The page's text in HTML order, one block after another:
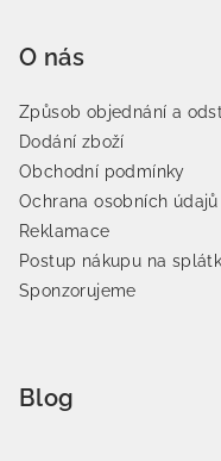
O nás
Způsob objednání a
Dodání zboží
Obchodní podmínky
Ochrana osobních údajů
Reklamace
Postup nákupu na
Sponzorujeme
Blog